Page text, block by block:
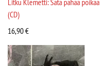
Litku Klemetti: Sata pahaa poikaa
(CD)
16,90€